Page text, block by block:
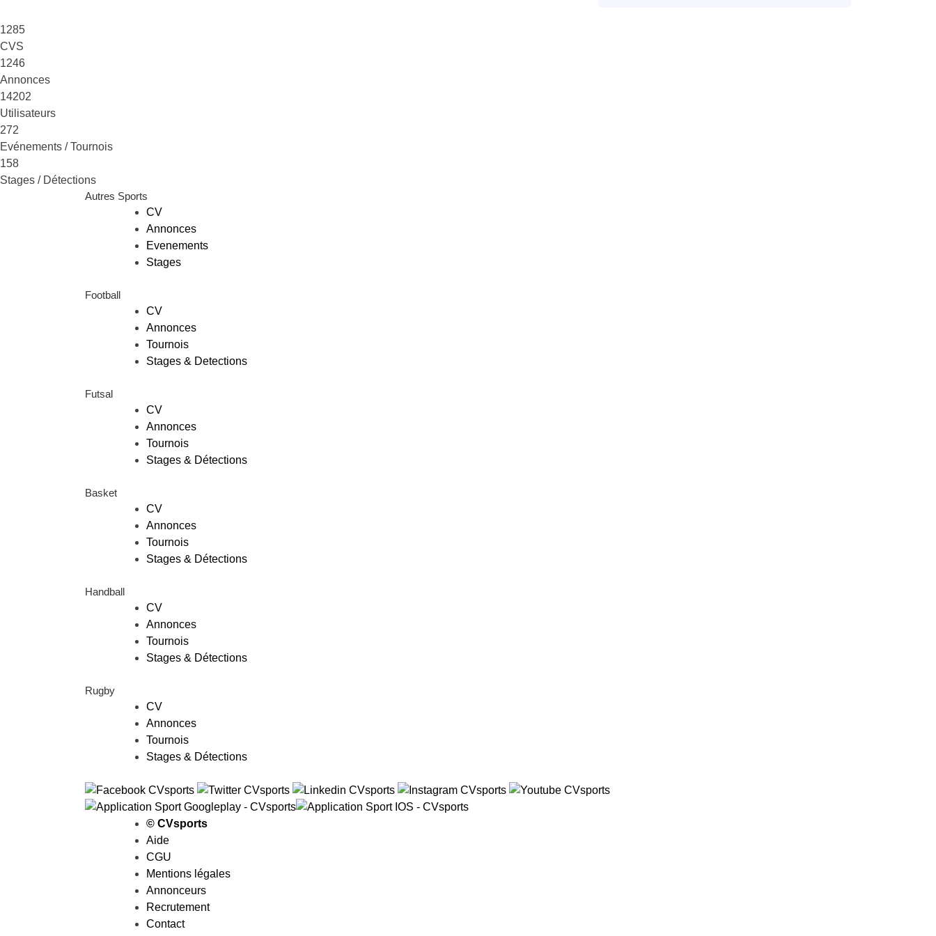
1285
CVS
1246
Annonces
14202
Utilisateurs
272
Evénements / Tournois
158
Stages / Détections
Autres Sports
CV
Annonces
Evenements
Stages
Football
CV
Annonces
Tournois
Stages & Detections
Futsal
CV
Annonces
Tournois
Stages & Détections
Basket
CV
Annonces
Tournois
Stages & Détections
Handball
CV
Annonces
Tournois
Stages & Détections
Rugby
CV
Annonces
Tournois
Stages & Détections
© CVsports
Aide
CGU
Mentions légales
Annonceurs
Recrutement
Contact